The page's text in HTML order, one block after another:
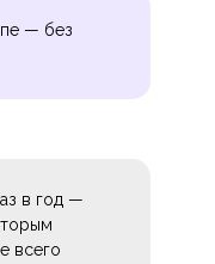
— без
в год —
всего